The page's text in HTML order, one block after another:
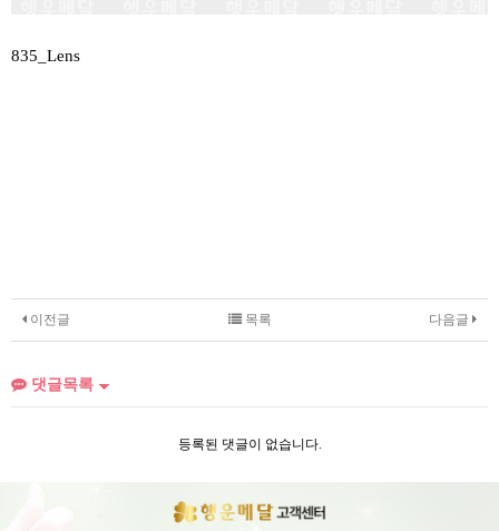
835_Lens
이전글 다음글
목록
댓글목록
등록된 댓글이 없습니다.